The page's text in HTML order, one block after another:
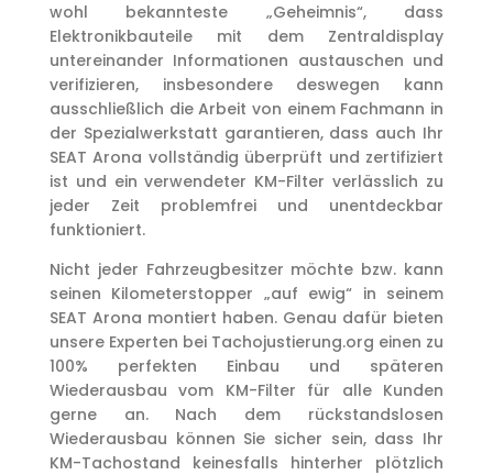
wohl bekannteste „Geheimnis“, dass
Elektronikbauteile mit dem Zentraldisplay
untereinander Informationen austauschen und
verifizieren, insbesondere deswegen kann
ausschließlich die Arbeit von einem Fachmann in
der Spezialwerkstatt garantieren, dass auch Ihr
SEAT Arona vollständig überprüft und zertifiziert
ist und ein verwendeter KM-Filter verlässlich zu
jeder Zeit problemfrei und unentdeckbar
funktioniert.
Nicht jeder Fahrzeugbesitzer möchte bzw. kann
seinen Kilometerstopper „auf ewig“ in seinem
SEAT Arona montiert haben. Genau dafür bieten
unsere Experten bei Tachojustierung.org einen zu
100% perfekten Einbau und späteren
Wiederausbau vom KM-Filter für alle Kunden
gerne an. Nach dem rückstandslosen
Wiederausbau können Sie sicher sein, dass Ihr
KM-Tachostand keinesfalls hinterher plötzlich